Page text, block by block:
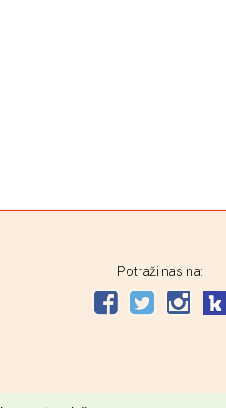
Potraži nas na: